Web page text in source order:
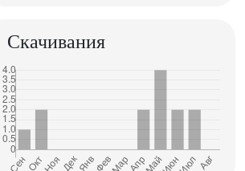
Скачивания